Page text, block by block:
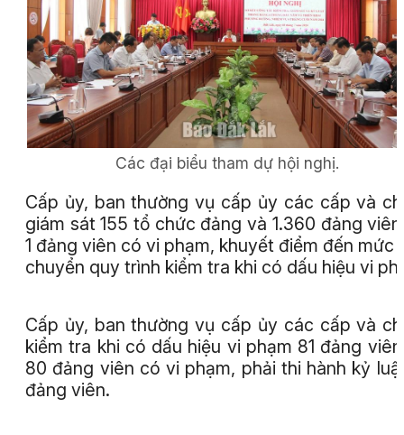
Các đại biểu tham dự hội nghị.
Cấp ủy, ban thường vụ cấp ủy các cấp và
giám sát 155 tổ chức đảng và 1.360 đảng
1 đảng viên có vi phạm, khuyết điểm đến mức
chuyển quy trình kiểm tra khi có dấu hiệu vi
Cấp ủy, ban thường vụ cấp ủy các cấp và
kiểm tra khi có dấu hiệu vi phạm 81 đảng
80 đảng viên có vi phạm, phải thi hành kỷ
đảng viên.